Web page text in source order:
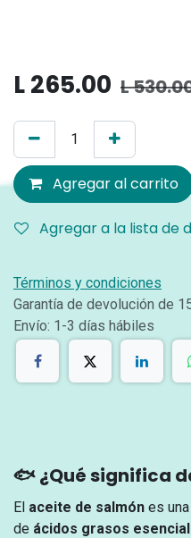
L265.00 L
Agregar al carrito
Agregar a la lista de
Términos y condiciones
Garantía de devolución de
Envío: 1-3 días hábiles
🐟 ¿Qué significa
El aceite de salmón es
de ácidos grasos